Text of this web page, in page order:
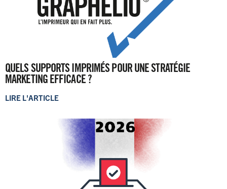
QUELS SUPPORTS IMPRIMÉS POUR UNE STRATÉGIE
MARKETING EFFICACE ?
LIRE L'ARTICLE